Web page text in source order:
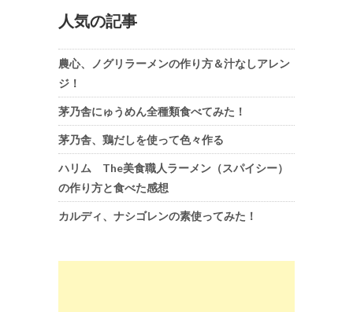
人気の記事
農心、ノグリラーメンの作り方＆汁なしアレン
ジ！
茅乃舎にゅうめん全種類食べてみた！
茅乃舎、鶏だしを使って色々作る
ハリム The美食職人ラーメン（スパイシー）
の作り方と食べた感想
カルディ、ナシゴレンの素使ってみた！